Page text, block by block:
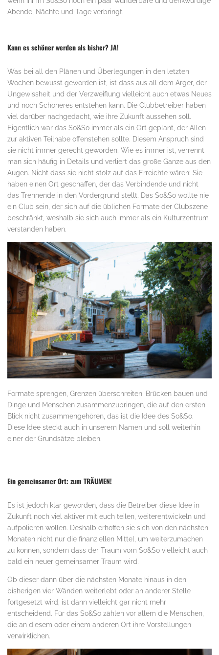
Abende, Nächte und Tage verbringt.
Kann es schöner werden als bisher? JA!
Was bei all den Plänen und Überlegungen in den letzten
Wochen bewusst geworden ist, ist dass aus all dem Ärger, der
Ungewissheit und der Verzweiflung vielleicht auch etwas Neues
und noch Schöneres entstehen kann. Die Clubbetreiber haben
viel darüber nachgedacht, wie ihre Zukunft aussehen soll.
Eigentlich war das So&So immer als ein Ort geplant, der Allen
zur aktiven Teilhabe offenstehen sollte. Diesem Anspruch sind
sie nicht immer gerecht geworden. Wie es immer ist, verrennt
man sich häufig in Details und verliert das große Ganze aus den
Augen. Nicht dass sie nicht stolz auf das Erreichte wären: Sie
haben einen Ort geschaffen, der das Verbindende und nicht
das Trennende in den Vordergrund stellt. Das So&So wollte nie
ein Club sein, der sich auf die üblichen Formate der Clubszene
beschränkt, weshalb sie sich auch immer als ein Kulturzentrum
verstanden haben.
Formate sprengen, Grenzen überschreiten, Brücken bauen und
Dinge und Menschen zusammenzubringen, die auf den ersten
Blick nicht zusammengehören, das ist die Idee des So&So.
Diese Idee steckt auch in unserem Namen und soll weiterhin
einer der Grundsätze bleiben.
Ein gemeinsamer Ort: zum TRÄUMEN!
Es ist jedoch klar geworden, dass die Betreiber diese Idee in
Zukunft noch viel aktiver mit euch teilen, weiterentwickeln und
aufpolieren wollen. Deshalb erhoffen sie sich von den nächsten
Monaten nicht nur die finanziellen Mittel, um weiterzumachen
zu können, sondern dass der Traum vom So&So vielleicht auch
bald ein neuer gemeinsamer Traum wird.
Ob dieser dann über die nächsten Monate hinaus in den
bisherigen vier Wänden weiterlebt oder an anderer Stelle
fortgesetzt wird, ist dann vielleicht gar nicht mehr
entscheidend. Für das So&So zählen vor allem die Menschen,
die an diesem oder einem anderen Ort ihre Vorstellungen
verwirklichen.